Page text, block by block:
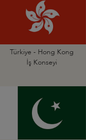
Türkiye - Hong Kong
İş Konseyi